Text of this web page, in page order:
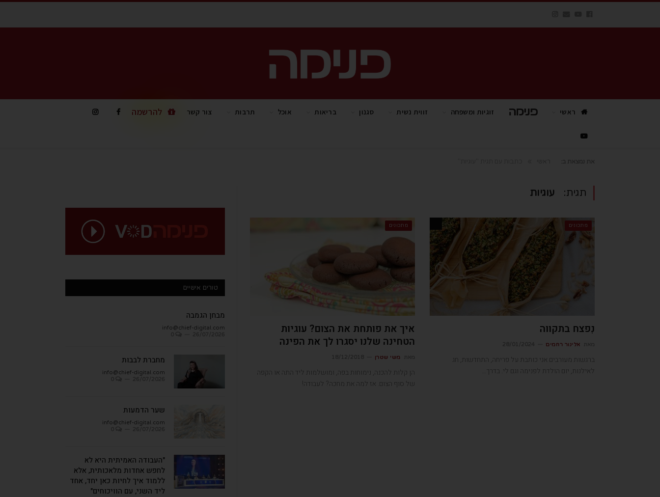
ראשי פנימה TV זוגיות ומשפחה זווית נשית סגנון בריאות אוכל תרבות צור קשר להרשמה
תגית: עוגיות
מתכונים
נִפצח בתקווה
אלינור רחמים
ברגשות מעורבים אני כותבת על פריחה, התחדשות, חג
לאילנות, יום הולדת לפנימה וגם לי. בדרך…
מתכונים
איך את פותחת את הצום? עוגיות
הטחינה שלנו יסגרו לך את הפינה
משי שטרן
הן קלות להכנה, נימוחות בפה, ומושלמות ליד התה או הקפה
של סוף הצום. אז למה את מחכה? לעבודה!
טורים אישיים
מבחן הגמבה
info@chief-digital.com
מחברת לבבות
info@chief-digital.com
שער הדמעות
info@chief-digital.com
"העבודה האמיתית היא לא
לחפש אחדות מלאכותית, אלא
ללמוד איך לחיות כאן יחד, אחד
ליד השני, עם הוויכוחים"